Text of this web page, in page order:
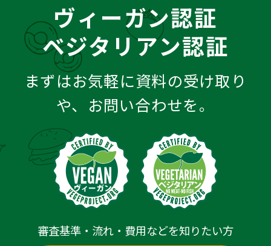
ヴィーガン認証
ベジタリアン認証
まずはお気軽に資料の受け取り
や、お問い合わせを。
審査基準・流れ・費用などを知りたい方